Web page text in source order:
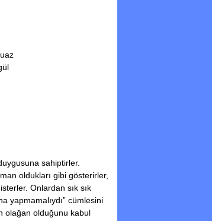
sahiptirler.
oldukları gibi gösterirler,
Onlardan sık sık
yapmamalıydı” cümlesini
olağan olduğunu kabul